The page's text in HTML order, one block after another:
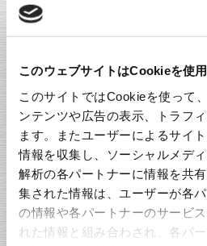
このウェブサイトはCookieを使
このサイトではCookieを使って
ンテンツや広告の表示、トラフ
ます。またユーザーによるサイ
情報を収集し、ソーシャルメデ
解析の各パートナーに情報を共
集された情報は、ユーザーが各
の情報や各パートナーのサービ
れた情報と組み合わされ、各パ
Case 7
金属基板インターフェイス
お客様の
ドーターボードを金属マザーボ